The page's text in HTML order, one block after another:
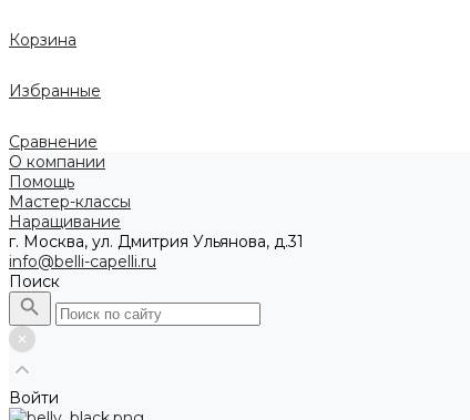
Корзина
Избранные
Сравнение
О компании
Помощь
Мастер-классы
Наращивание
г. Москва, ул. Дмитрия Ульянова, д.31
info@belli-capelli.ru
Поиск
Войти